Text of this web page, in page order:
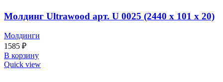
Молдинг Ultrawood арт. U 0025 (2440 х 101 х 20)
Молдинги
1585 ₽
В корзину
Quick view